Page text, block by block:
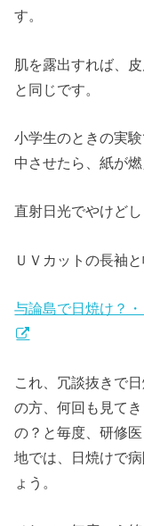
す。
肌を露出すれば、
と同じです。
小学生のときの実
中させたら、紙が
直射日光でやけど
ＵＶカットの長袖
与論島で日焼け？
これ、冗談抜きで
の方、何回も見て
の？と毎度、研修
地では、日焼けで
ょう。